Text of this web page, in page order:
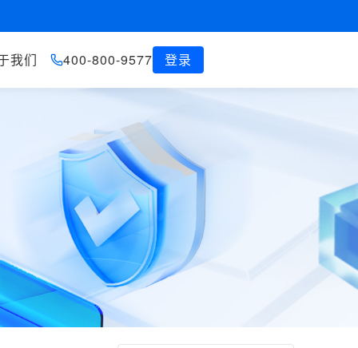
我们 400-800-9577 登录